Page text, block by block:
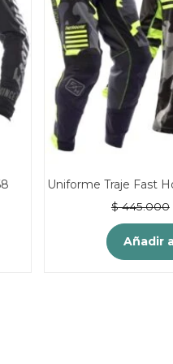
Uniforme Traje Fast
$445.000
Añadir